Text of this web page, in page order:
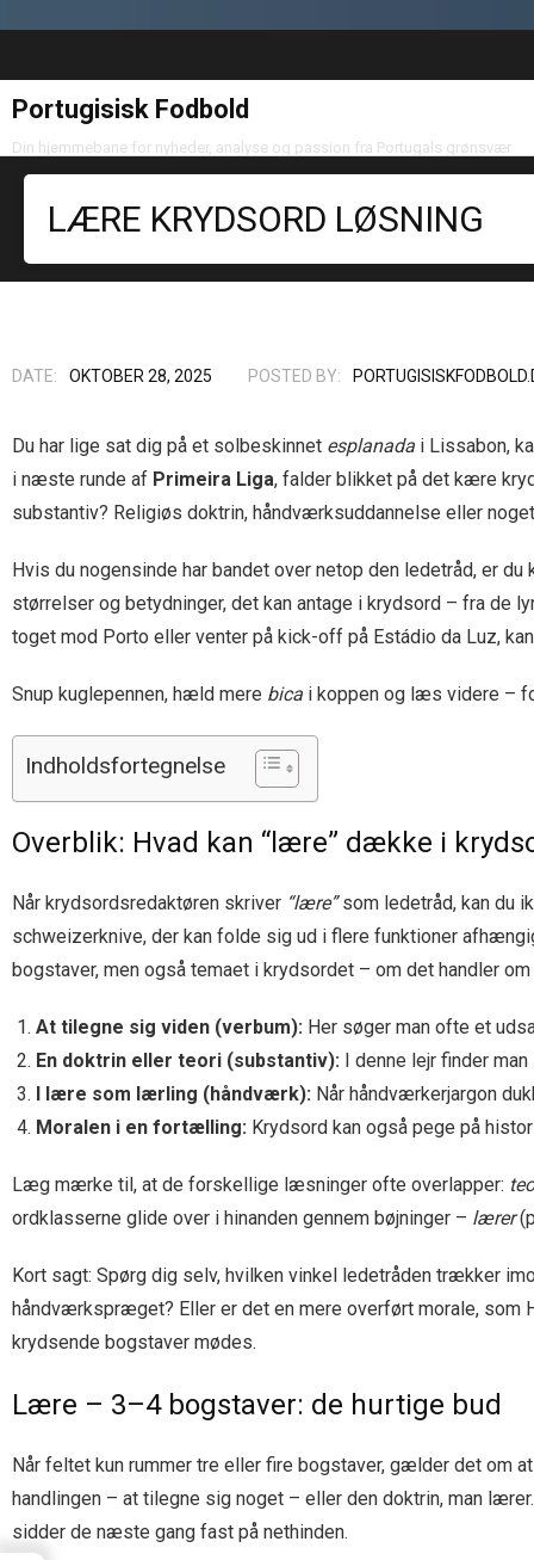
Portugisisk Fodbold
Din hjemmebane for nyheder, analyse og passion fra Portugals grønsvær
LÆRE KRYDSORD LØSNING
DATE: OKTOBER 28, 2025 POSTED BY:
Du har lige sat dig på et solbeskinnet esplanada i Lissabon,
i næste runde af Primeira Liga, falder blikket på det kære
substantiv? Religiøs doktrin, håndværks­uddannelse eller
Hvis du nogensinde har bandet over netop den ledetråd, er
størrelser og betydninger, det kan antage i krydsord – fra de
toget mod Porto eller venter på kick-off på Estádio da Luz,
Snup kuglepennen, hæld mere bica i koppen og læs videre –
Indholdsfortegnelse
Overblik: Hvad kan “lære” dække i
Når krydsordsredaktøren skriver “lære”som ledetråd, kan du
schweizerknive, der kan folde sig ud i flere funktioner
bogstaver, men også temaet i krydsordet – om det handler
At tilegne sig viden (verbum): Her søger man ofte et
En doktrin eller teori (substantiv): I denne lejr finder
I lære som lærling (håndværk): Når håndværkerjargon
Moralen i en fortælling: Krydsord kan også pege på
Læg mærke til, at de forskellige læsninger ofte overlapper:
ordklasserne glide over i hinanden gennem bøjninger – lærer
Kort sagt: Spørg dig selv, hvilken vinkel ledetråden trækker
håndværkspræget? Eller er det en mere overført morale, som
krydsende bogstaver mødes.
Lære – 3–4 bogstaver: de hurtige bud
Når feltet kun rummer tre eller fire bogstaver, gælder det om
handlingen – at tilegne sig noget – eller den doktrin, man
sidder de næste gang fast på nethinden.